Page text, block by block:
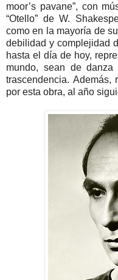
moor’s pavane”, con
“Otello” de W.
como en la mayoría de
debilidad y complejidad
hasta el día de hoy,
mundo, sean de
trascendencia. Además,
por esta obra, al año